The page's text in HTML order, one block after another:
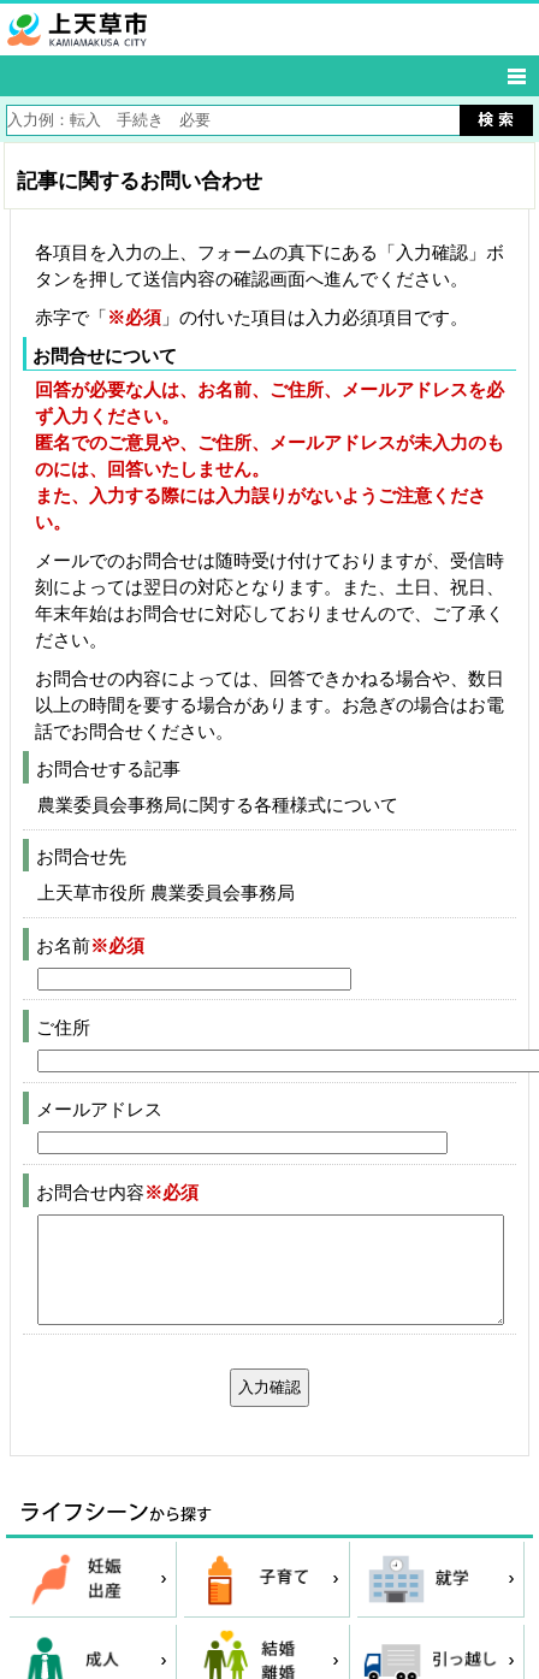
記事に関するお問い合わせ
各項目を入力の上、フォームの真下にある「入力確認」ボ
タンを押して送信内容の確認画面へ進んでください。
赤字で「※必須 」の付いた項目は入力必須項目です。
お問合せについて
回答が必要な人は、お名前、ご住所、メールアドレスを必
ず入力ください。
匿名でのご意見や、ご住所、メールアドレスが未入力のも
のには、回答いたしません。
また、入力する際には入力誤りがないようご注意くださ
い。
メールでのお問合せは随時受け付けておりますが、受信時
刻によっては翌日の対応となります。また、土日、祝日、
年末年始はお問合せに対応しておりませんので、ご了承く
ださい。
お問合せの内容によっては、回答できかねる場合や、数日
以上の時間を要する場合があります。お急ぎの場合はお電
話でお問合せください。
お問合せする記事
農業委員会事務局に関する各種様式について
お問合せ先
上天草市役所 農業委員会事務局
お名前※必須
ご住所
メールアドレス
お問合せ内容※必須